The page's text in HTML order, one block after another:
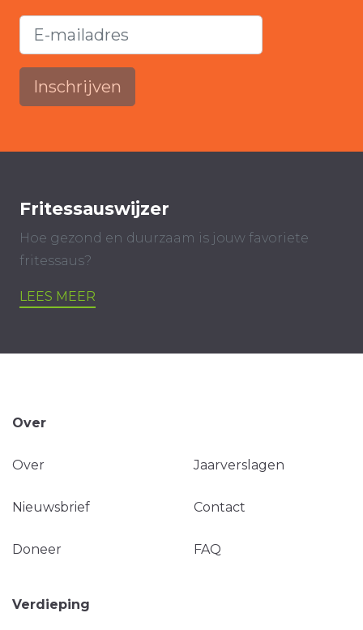
Inschrijven
Fritessauswijzer
Hoe gezond en duurzaam is jouw favoriete
fritessaus?
LEES MEER
Over
Over Jaarverslagen
Nieuwsbrief Contact
Doneer FAQ
Verdieping